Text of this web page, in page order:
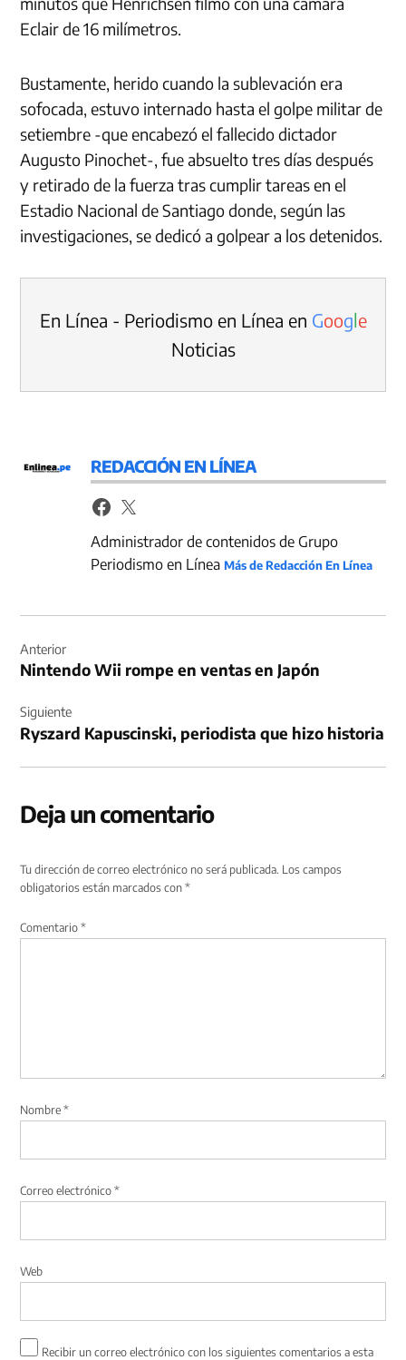
Eclair de 16 milímetros.
Bustamente, herido cuando la sublevación era
sofocada, estuvo internado hasta el golpe militar de
setiembre -que encabezó el fallecido dictador
Augusto Pinochet-, fue absuelto tres días después
y retirado de la fuerza tras cumplir tareas en el
Estadio Nacional de Santiago donde, según las
investigaciones, se dedicó a golpear a los detenidos.
En Línea - Periodismo en Línea en Google
Noticias
REDACCIÓN EN LÍNEA
Administrador de contenidos de Grupo
Periodismo en LíneaMás de Redacción En Línea
de
entradas
Anterior
Nintendo Wii rompe en ventas en Japón
Siguiente
Ryszard Kapuscinski, periodista que hizo historia
Deja un comentario
Tu dirección de correo electrónico no será publicada. Los campos
obligatorios están marcados con*
Comentario*
Nombre*
Correo electrónico*
Web
Recibir un correo electrónico con los siguientes comentarios a esta